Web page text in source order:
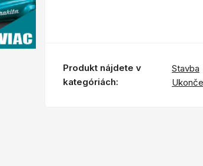
Produkt nájdete v
kategóriách:
Stavba